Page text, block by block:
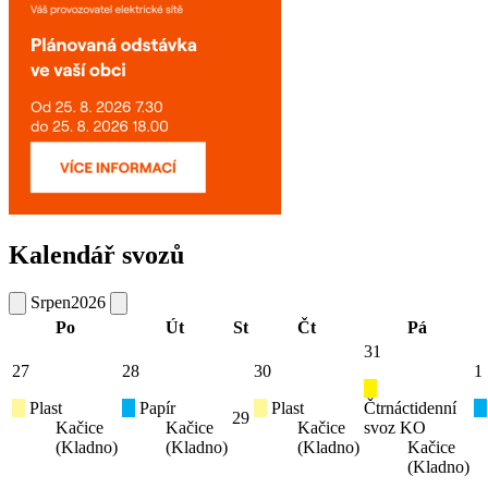
Kalendář svozů
Srpen2026
Po
Út St Čt Pá
27
Plast
Kačice
(Kladno)
28
Papír
Kačice
(Kladno)
29
30
Plast
Kačice
(Kladno)
31
Čtrnáctidenní
svoz KO
Kačice
(Kladno)
1